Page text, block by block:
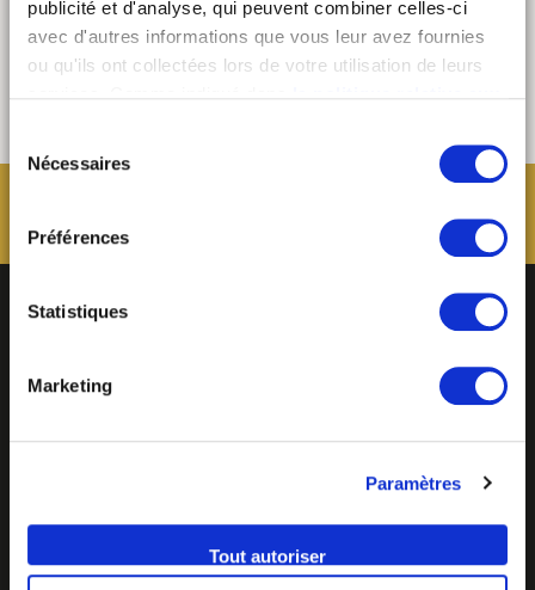
publicité et d'analyse, qui peuvent combiner celles-ci
avec d'autres informations que vous leur avez fournies
ou qu'ils ont collectées lors de votre utilisation de leurs
cliquant sur « tout autoriser » ; vous refusez ce dépôt de
cookies (sauf cookies nécessaires) en cliquant sur « tout
paramétrer vos choix en fonction de la finalité des
autoriser ma sélection ». Vous pouvez retirer votre
consentement à tout moment via notre outil de
relative aux cookies sous l’onglet « mentions légales ».
du Nécessaires
Préférences
Statistiques
Marketing
Paramètres
Tout autoriser